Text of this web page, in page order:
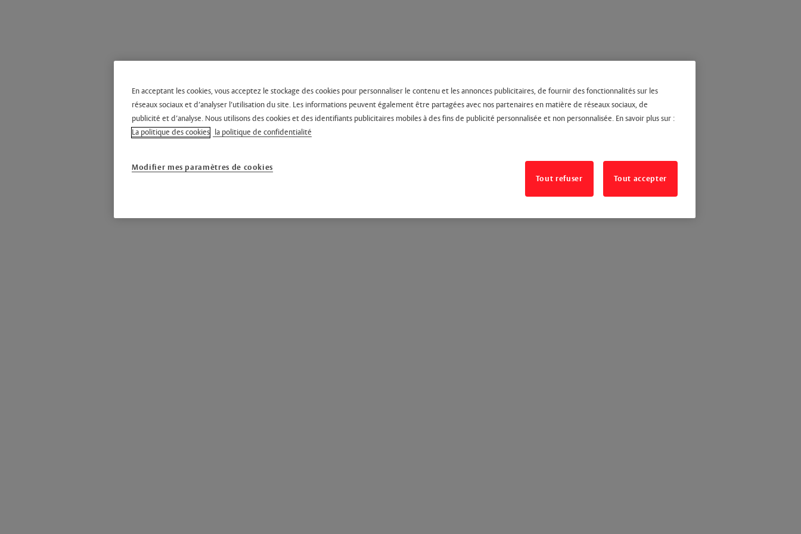
En acceptant les cookies, vous acceptez le stockage des cookies pour personnaliser le contenu et les annonces publicitaires, de fournir des fonctionnalités sur les
réseaux sociaux et d’analyser l’utilisation du site. Les informations peuvent également être partagées avec nos partenaires en matière de réseaux sociaux, de
publicité et d’analyse. Nous utilisons des cookies et des identifiants publicitaires mobiles à des fins de publicité personnalisée et non personnalisée. En savoir plus sur :
La politique des cookies la politique de confidentialité
Modifier mes paramètres de cookies
Tout refuser
Tout accepter